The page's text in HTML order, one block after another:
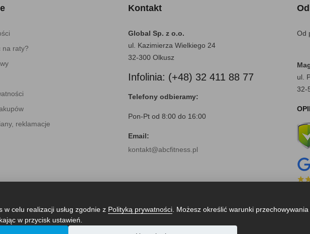
na raty?
reklamacje
Kontakt
Global Sp. z o.o.
ul. Kazimierza Wielkiego 24
32-300 Olkusz
Infolinia: (+48) 32 411 88 77
Telefony odbieramy:
Pon-Pt od 8:00 do 16:00
Email:
kontakt@abcfitness.pl
Od
ul.
32-
celu realizacji usług zgodnie z Polityką prywatności . Możesz określić warunki
w przycisk ustawień.